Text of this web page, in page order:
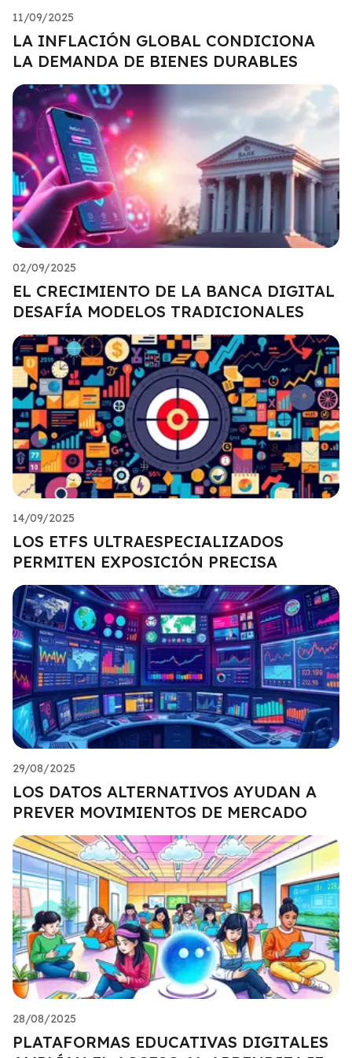
11/09/2025
LA INFLACIÓN GLOBAL CONDICIONA
LA DEMANDA DE BIENES DURABLES
02/09/2025
EL CRECIMIENTO DE LA BANCA DIGITAL
DESAFÍA MODELOS TRADICIONALES
14/09/2025
LOS ETFS ULTRAESPECIALIZADOS
PERMITEN EXPOSICIÓN PRECISA
29/08/2025
LOS DATOS ALTERNATIVOS AYUDAN A
PREVER MOVIMIENTOS DE MERCADO
28/08/2025
PLATAFORMAS EDUCATIVAS DIGITALES